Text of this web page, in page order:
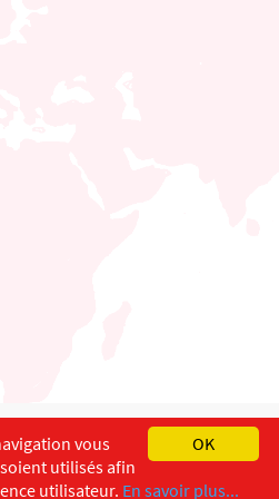
Français
Impressum
OK
vous
utilisés afin
utilisateur. En savoir plus...